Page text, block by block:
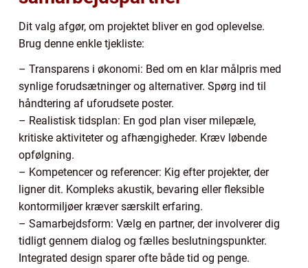
Dit valg afgør, om projektet bliver en god oplevelse.
Brug denne enkle tjekliste:
– Transparens i økonomi: Bed om en klar målpris med
synlige forudsætninger og alternativer. Spørg ind til
håndtering af uforudsete poster.
– Realistisk tidsplan: En god plan viser milepæle,
kritiske aktiviteter og afhængigheder. Kræv løbende
opfølgning.
– Kompetencer og referencer: Kig efter projekter, der
ligner dit. Kompleks akustik, bevaring eller fleksible
kontormiljøer kræver særskilt erfaring.
– Samarbejdsform: Vælg en partner, der involverer dig
tidligt gennem dialog og fælles beslutningspunkter.
Integrated design sparer ofte både tid og penge.